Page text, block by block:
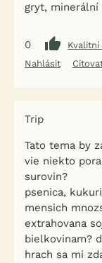
gryt, minerální
0
Nahlásit
Trip
Tato tema by
vie niekto
surovin?
psenica,
mensich
extrahovana
bielkovinam?
hrach sa mi